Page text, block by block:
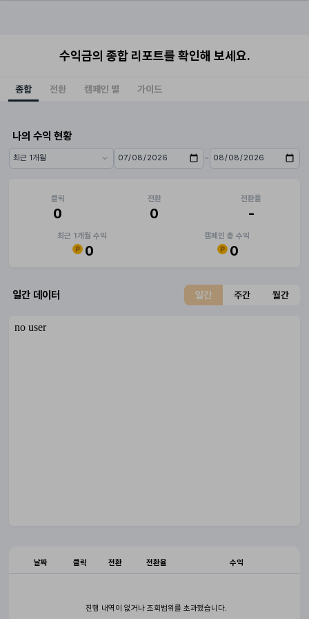
수익금의 종합 리포트를 확인해 보세요.
종합 전환 캠페인 별 가이드
나의 수익 현황
기간 프리셋 시작일 ~
종료일
클릭
0
전환
0
전환율
-
최근 1개월 수익
0
캠페인 총 수익
0
일간 데이터 일간 주간 월간
날짜 클릭 전환 전환율 수익
진행 내역이 없거나 조회범위를 초과했습니다.